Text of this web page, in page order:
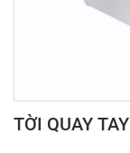
TỜI QUAY TAY